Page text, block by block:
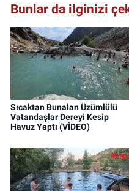
Bunlar da ilginizi
Sıcaktan Bunalan Üzümlülü
Vatandaşlar Dereyi Kesip
Havuz Yaptı (VİDEO)